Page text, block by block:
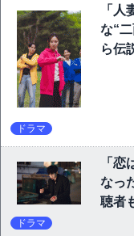
「
な“
ら伝
ドラマ
「
なっ
聴者
ドラマ